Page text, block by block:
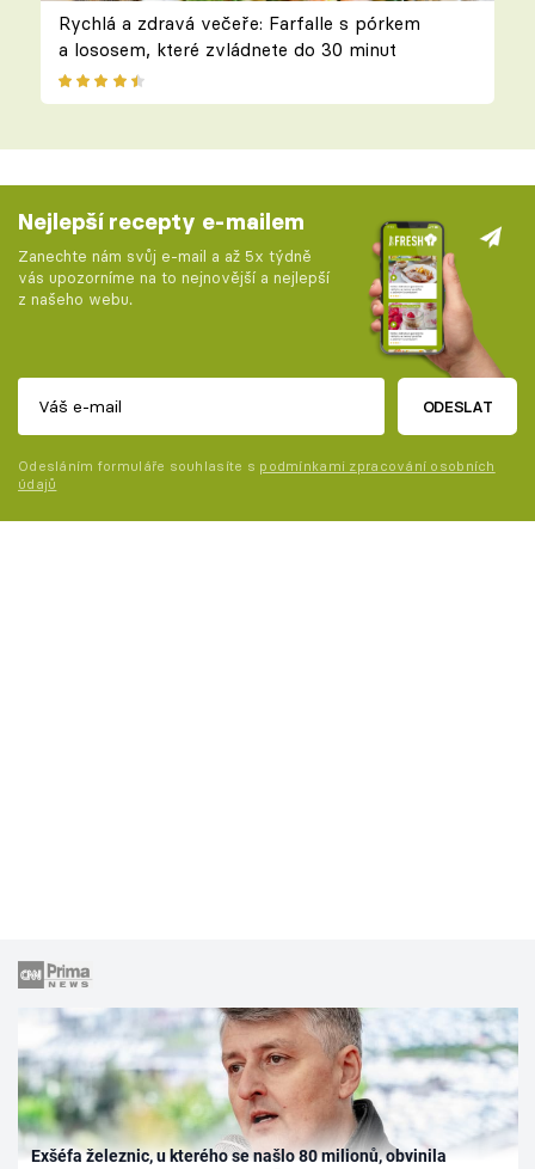
Rychlá a zdravá večeře: Farfalle s pórkem
a lososem, které zvládnete do 30 minut
Nejlepší recepty e-mailem
Zanechte nám svůj e-mail a až 5x týdně
vás upozorníme na to nejnovější a nejlepší
z našeho webu.
ODESLAT
Odesláním formuláře souhlasíte s podmínkami zpracování osobních
údajů
Exšéfa železnic, u kterého se našlo 80 milionů, obvinila